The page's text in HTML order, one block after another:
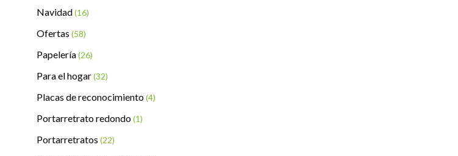
Navidad(16)
Ofertas (58)
Papelería(26)
Para el hogar(32)
Placas de reconocimiento(4)
Portarretrato redondo(1)
Portarretratos (22)